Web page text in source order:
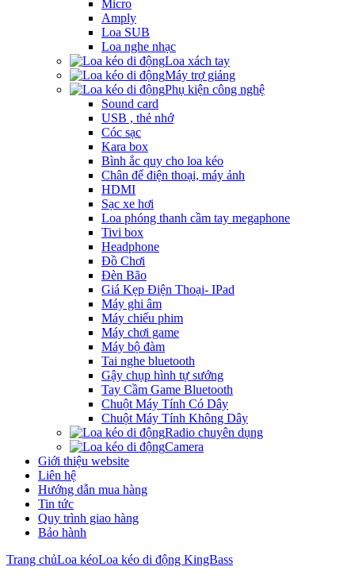
Micro
Amply
Loa SUB
Loa nghe nhạc
Loa xách tay
Máy trợ giảng
Phụ kiện công nghệ
Sound card
USB , thẻ nhớ
Cóc sạc
Kara box
Bình ắc quy cho loa kéo
Chân để điện thoại, máy ảnh
HDMI
Sạc xe hơi
Loa phóng thanh cầm tay megaphone
Tivi box
Headphone
Đồ Chơi
Đèn Bão
Giá Kẹp Điện Thoại- IPad
Máy ghi âm
Máy chiếu phim
Máy chơi game
Máy bộ đàm
Tai nghe bluetooth
Gậy chụp hình tự sướng
Tay Cầm Game Bluetooth
Chuột Máy Tính Có Dây
Chuột Máy Tính Không Dây
Radio chuyên dụng
Camera
Giới thiệu website
Liên hệ
Hướng dẫn mua hàng
Tin tức
Quy trình giao hàng
Bảo hành
Trang chủLoa kéoLoa kéo di động KingBass